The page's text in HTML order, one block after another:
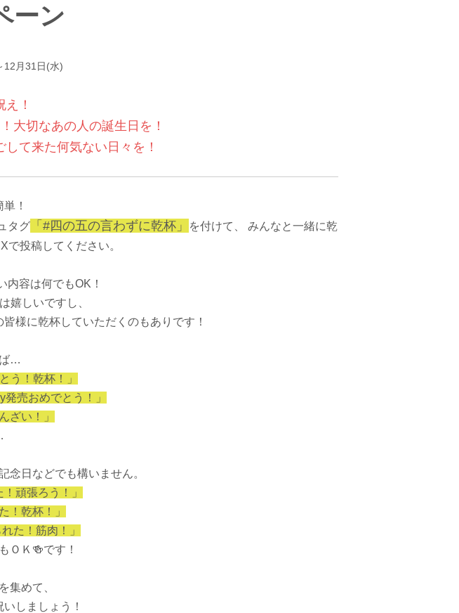
ーン
12月31日(水)
！
大切なあの人の誕生日を！
して来た何気ない日々を！
！
タグ 「#四の五の言わずに乾杯」 を付けて、
みんなと一緒に乾
で投稿してください。
内容は何でもOK！
嬉しいですし、
様に乾杯していただくのもありです！
…
う！乾杯！」
発売おめでとう！」
ざい！」
念日などでも構いません。
頑張ろう！」
！乾杯！」
た！筋肉！」
ＯＫ🍻です！
集めて、
しましょう！